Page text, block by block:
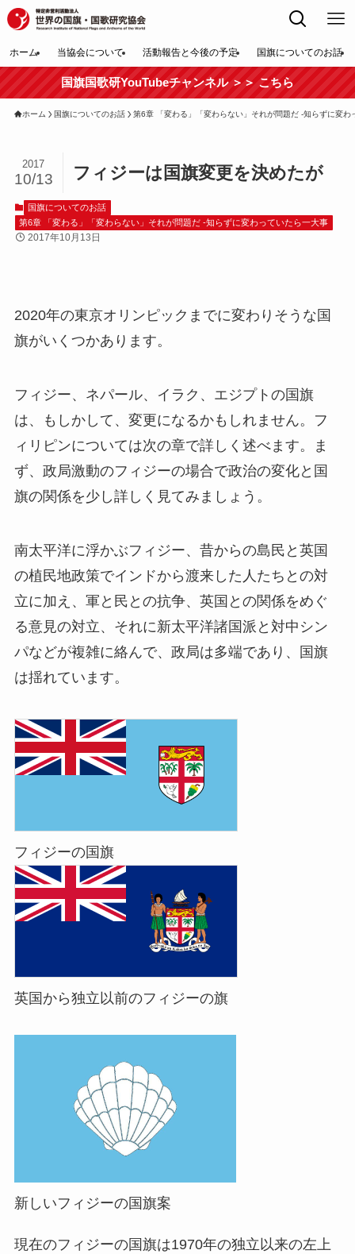
ホーム 当協会について 活動報告と今後の予定 国旗についてのお話
国旗国歌研YouTubeチャンネル ＞＞ こちら
ホーム 国旗についてのお話 第6章 「変わる」「変わらない」それが問題だ -知らずに変わ
フィジーは国旗変更を決めたが
2017
10/13
国旗についてのお話
第6章 「変わる」「変わらない」それが問題だ -知らずに変わっていたら一大事
2017年10月13日
2020年の東京オリンピックまでに変わりそうな国
旗がいくつかあります。
フィジー、ネパール、イラク、エジプトの国旗
は、もしかして、変更になるかもしれません。フ
ィリピンについては次の章で詳しく述べます。ま
ず、政局激動のフィジーの場合で政治の変化と国
旗の関係を少し詳しく見てみましょう。
南太平洋に浮かぶフィジー、昔からの島民と英国
の植民地政策でインドから渡来した人たちとの対
立に加え、軍と民との抗争、英国との関係をめぐ
る意見の対立、それに新太平洋諸国派と対中シン
パなどが複雑に絡んで、政局は多端であり、国旗
は揺れています。
フィジーの国旗
英国から独立以前のフィジーの旗
新しいフィジーの国旗案
現在のフィジーの国旗は1970年の独立以来の左上